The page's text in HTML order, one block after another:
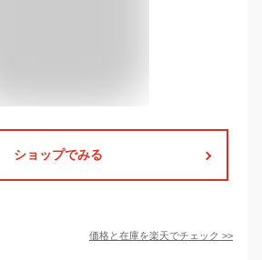
ショップでみる
価格と在庫を楽天でチェック >>